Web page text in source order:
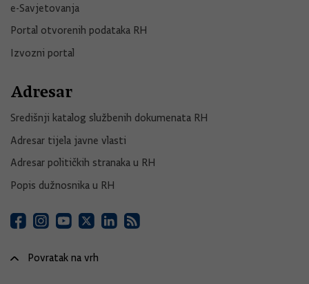
e-Savjetovanja
Portal otvorenih podataka RH
Izvozni portal
Adresar
Središnji katalog službenih dokumenata RH
Adresar tijela javne vlasti
Adresar političkih stranaka u RH
Popis dužnosnika u RH
Povratak na vrh